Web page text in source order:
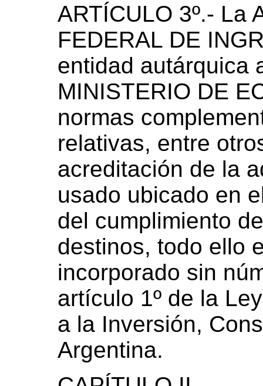
ARTÍCULO 3º.- La
FEDERAL DE
entidad autárquica
MINISTERIO DE
normas
relativas, entre
acreditación de la
usado ubicado en
del cumplimiento
destinos, todo ello
incorporado sin
artículo 1º de la
a la Inversión,
Argentina.